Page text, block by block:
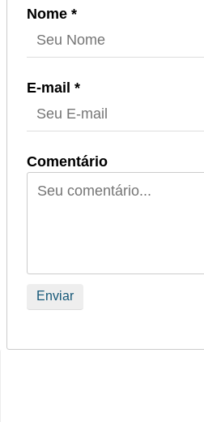
Nome *
E-mail *
Comentário